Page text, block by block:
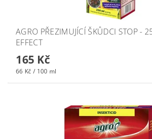
AGRO PŘEZIMUJÍCÍ ŠKŮDCI STOP -
EFFECT
165 Kč
66 Kč / 100 ml